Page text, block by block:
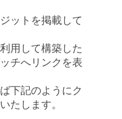
ットを掲載して
用して構築した
チへリンクを表
下記のようにク
たします。